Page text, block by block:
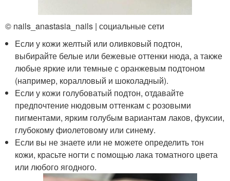
© nails_anastasia_nails | социальные сети
Если у кожи желтый или оливковый подтон,
выбирайте белые или бежевые оттенки нюда, а также
любые яркие или темные с оранжевым подтоном
(например, коралловый и шоколадный).
Если у кожи голубоватый подтон, отдавайте
предпочтение нюдовым оттенкам с розовыми
пигментами, ярким голубым вариантам лаков, фуксии,
глубокому фиолетовому или синему.
Если вы не знаете или не можете определить тон
кожи, красьте ногти с помощью лака томатного цвета
или любого ягодного.